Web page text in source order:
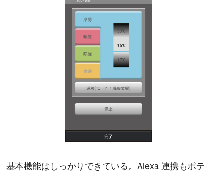
基本機能はしっかりできている。Alexa 連携もポテ